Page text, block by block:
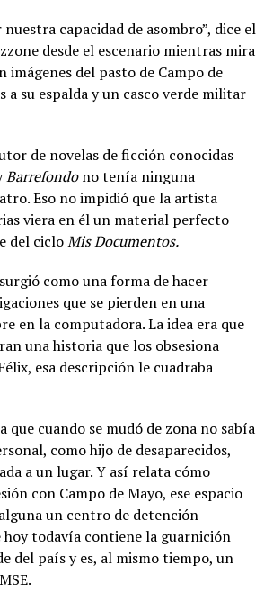
capacidad de asombro”, dice el
desde el escenario mientras mira
imágenes del pasto de Campo de
a su espalda y un casco verde militar
de novelas de ficción conocidas
Barrefondono tenía ninguna
Eso no impidió que la artista
viera en él un material perfecto
del cicloMis Documentos.
como una forma de hacer
que se pierden en una
en la computadora. La idea era que
una historia que los obsesiona
esa descripción le cuadraba
que cuando se mudó de zona no sabía
como hijo de desaparecidos,
a un lugar.Y así relata cómo
con Campo de Mayo, ese espacio
un centro de detención
hoy todavía contiene la guarnición
del país y es, al mismo tiempo, un